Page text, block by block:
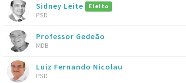
Sidney Leite Eleito
PSD
Professor Gedeão
MDB
Luiz Fernando Nicolau
PSD